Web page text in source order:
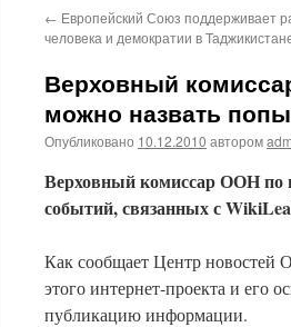
← Европейский Союз поддерживает
человека и демократии в
Верховный
можно назвать
Опубликовано 10.12.2010 автором
Верховный комиссар ООН по
событий, связанных с
Как сообщает Центр
этого интернет-проекта и его
публикацию информации.